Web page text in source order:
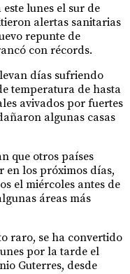
lunes el sur de
alertas sanitarias
repunte de
con récords.
días sufriendo
temperatura de hasta
avivados por fuertes
algunas casas
que otros países
en los próximos días,
el miércoles antes de
áreas más
raro, se ha convertido
por la tarde el
Guterres, desde